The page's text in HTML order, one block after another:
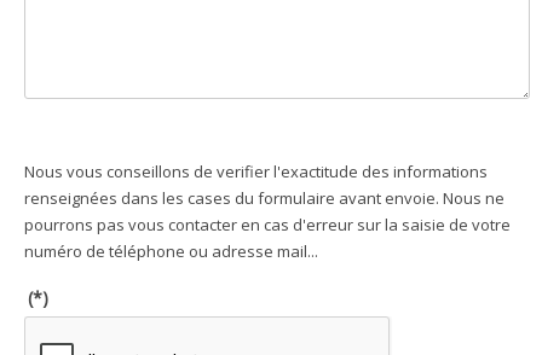
Nous vous conseillons de verifier l'exactitude des informations
renseignées dans les cases du formulaire avant envoie. Nous ne
pourrons pas vous contacter en cas d'erreur sur la saisie de votre
numéro de téléphone ou adresse mail...
(*)